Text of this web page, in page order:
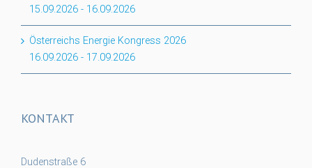
15.09.2026 - 16.09.2026
Österreichs Energie Kongress 2026
16.09.2026 - 17.09.2026
KONTAKT
Dudenstraße 6